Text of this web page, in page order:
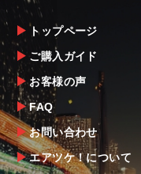
トップページ
ご購入ガイド
お客様の声
FAQ
お問い合わせ
エアツケ！について